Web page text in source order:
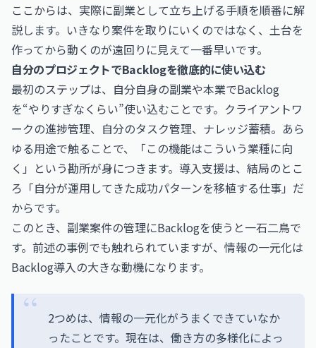
ここからは、実際に副業として立ち上げる手順を順番に解
説します。いきなり案件を取りにいくのではなく、土台を
作ってから動くのが遠回りに見えて一番早いです。
自分のプロジェクトでBacklogを徹底的に使い込む
最初のステップは、自分自身の副業や本業でBacklog
を“やりすぎなくらい”使い込むことです。クライアントワ
ークの進捗管理、自分のタスク管理、ナレッジ蓄積。あら
ゆる用途で触ることで、「この機能はこういう業種に向
く」という勘所が身につきます。導入支援は、結局のとこ
ろ「自分が運用してきた成功パターンを移植する仕事」だ
からです。
このとき、副業案件の管理にBacklogを使うと一石二鳥で
す。前述の事例でも触れられていますが、情報の一元化は
Backlog導入の大きな動機になります。
2つめは、情報の一元化がうまくできていなか
ったことです。現在は、働き方の多様化によっ